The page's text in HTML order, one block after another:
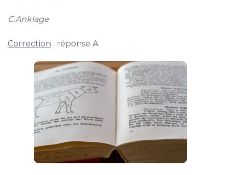
C.Anklage
Correction : réponse A